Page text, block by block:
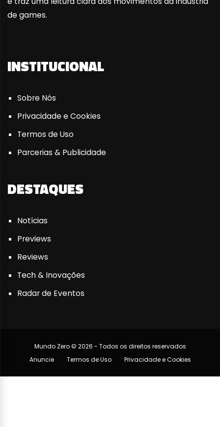
de games.
INSTITUCIONAL
Sobre Nós
Privacidade e Cookies
Termos de Uso
Parcerias & Publicidade
DESTAQUES
Notícias
Previews
Reviews
Tech & Inovações
Radar de Eventos
Mundo Zero © 2026 - Todos os direitos reservados
Anuncie
Termos de Uso Privacidade e Cookies